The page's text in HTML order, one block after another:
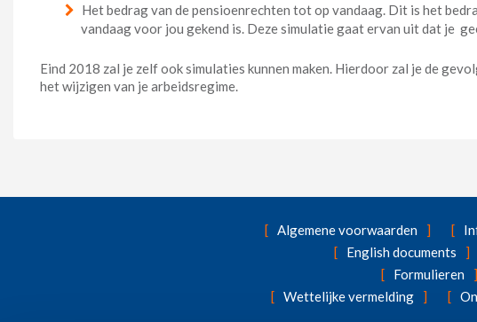
Het bedrag van de pensioenrechten tot op vandaag. Dit is het
vandaag voor jou gekend is. Deze simulatie gaat ervan uit dat je
Eind 2018 zal je zelf ook simulaties kunnen maken. Hierdoor zal je de
het wijzigen van je arbeidsregime.
Algemene voorwaarden
English documents
Formulieren
Wettelijke vermelding